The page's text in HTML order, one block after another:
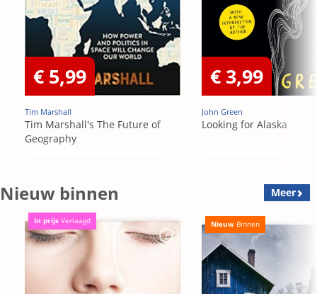
€ 5,99
Tim Marshall
Tim Marshall's The Future of
Geography
€ 3,99
John Green
Looking for Alaska
Nieuw binnen Meer
In prijs Verlaagd Nieuw Binnen